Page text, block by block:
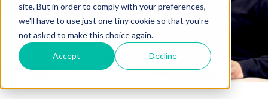
site. But in order to comply with your preferences,
we'll have to use just one tiny cookie so that you're
not asked to make this choice again.
Accept Decline